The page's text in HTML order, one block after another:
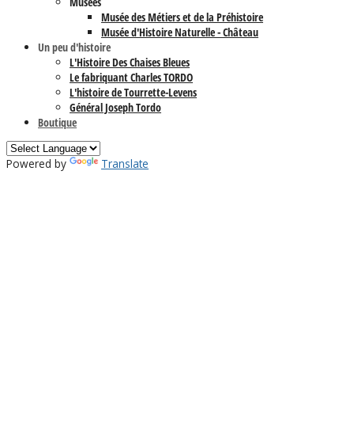
Musée des Métiers et de la Préhistoire
Musée d'Histoire Naturelle - Château
Un peu d'histoire
L'Histoire Des Chaises Bleues
Le fabriquant Charles TORDO
L'histoire de Tourrette-Levens
Général Joseph Tordo
Boutique
Powered by Translate